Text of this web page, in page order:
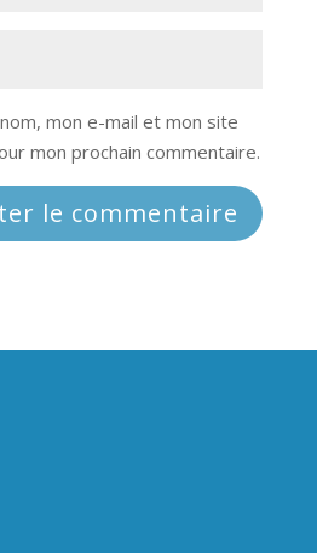
mon e-mail et mon site
mon prochain commentaire.